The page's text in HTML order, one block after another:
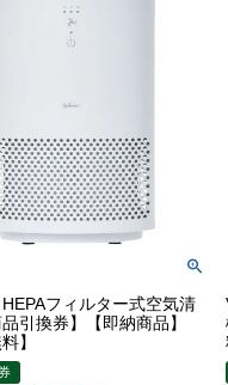
フィルター式空気清
引換券】【即納商品】
】